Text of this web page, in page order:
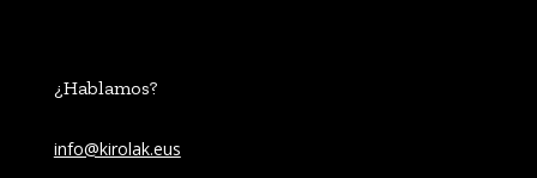
¿Hablamos?
info@kirolak.eus